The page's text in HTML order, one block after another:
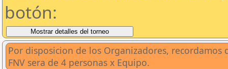
botón:
Por disposicion de los Organizadores,
FNV sera de 4 personas x Equipo.